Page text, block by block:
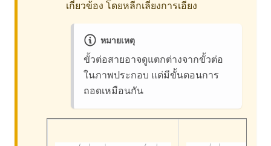
เกี่ยวข้อง โดยหลีกเลี่ยงการเอียง
หมายเหตุ
ขั้วต่อสายอาจดูแตกต่างจากขั้วต่อ
ในภาพประกอบ แต่มีขั้นตอนการ
ถอดเหมือนกัน